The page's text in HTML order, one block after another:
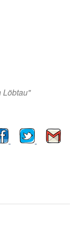
Löbtau"